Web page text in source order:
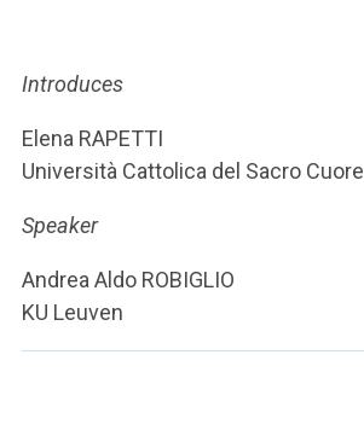
Introduces
Elena RAPETTI
Università Cattolica del Sacro Cuore
Speaker
Andrea Aldo ROBIGLIO
KU Leuven